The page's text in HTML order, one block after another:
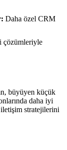
Daha özel CRM
çözümleriyle
büyüyen küçük
daha iyi
stratejilerini